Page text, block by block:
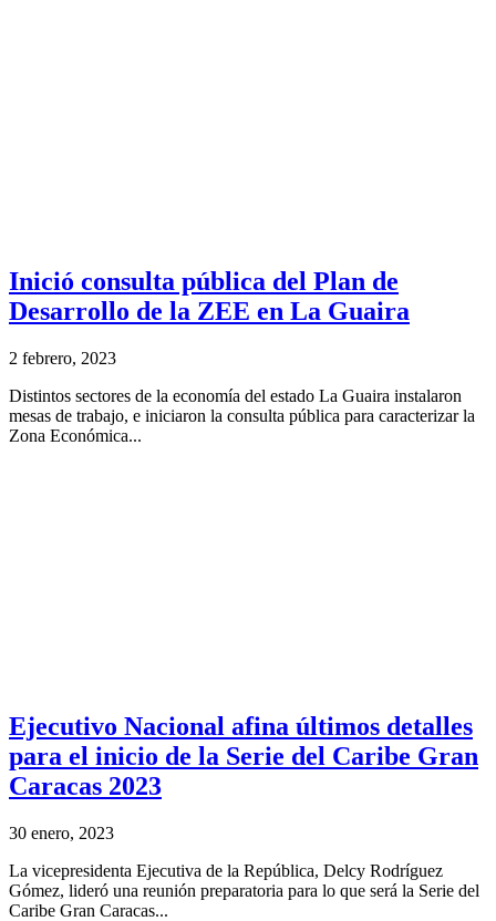
Inició consulta pública del Plan de
Desarrollo de la ZEE en La Guaira
2 febrero, 2023
Distintos sectores de la economía del estado La Guaira instalaron
mesas de trabajo, e iniciaron la consulta pública para caracterizar la
Zona Económica...
Ejecutivo Nacional afina últimos detalles
para el inicio de la Serie del Caribe Gran
Caracas 2023
30 enero, 2023
La vicepresidenta Ejecutiva de la República, Delcy Rodríguez
Gómez, lideró una reunión preparatoria para lo que será la Serie del
Caribe Gran Caracas...